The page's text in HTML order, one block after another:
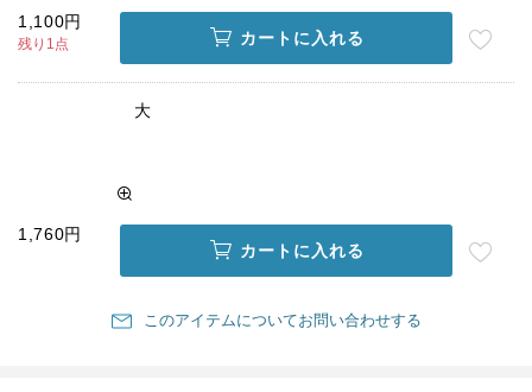
1,100円
残り1点 カートに入れる
大
1,760円
カートに入れる
このアイテムについてお問い合わせする